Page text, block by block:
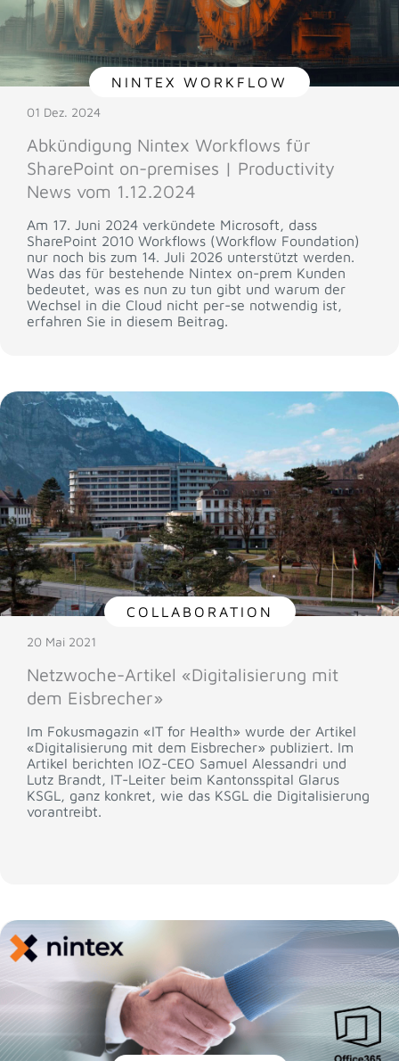
NINTEX WORKFLOW
01 Dez. 2024
Abkündigung Nintex Workflows für
SharePoint on-premises | Productivity
News vom 1.12.2024
Am 17. Juni 2024 verkündete Microsoft, dass
SharePoint 2010 Workflows (Workflow Foundation)
nur noch bis zum 14. Juli 2026 unterstützt werden.
Was das für bestehende Nintex on-prem Kunden
bedeutet, was es nun zu tun gibt und warum der
Wechsel in die Cloud nicht per-se notwendig ist,
erfahren Sie in diesem Beitrag.
COLLABORATION
20 Mai 2021
Netzwoche-Artikel «Digitalisierung mit
dem Eisbrecher»
Im Fokusmagazin «IT for Health» wurde der Artikel
«Digitalisierung mit dem Eisbrecher» publiziert. Im
Artikel berichten IOZ-CEO Samuel Alessandri und
Lutz Brandt, IT-Leiter beim Kantonsspital Glarus
KSGL, ganz konkret, wie das KSGL die Digitalisierung
vorantreibt.